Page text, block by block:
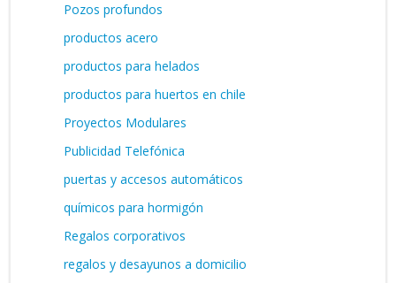
Pozos profundos
productos acero
productos para helados
productos para huertos en chile
Proyectos Modulares
Publicidad Telefónica
puertas y accesos automáticos
químicos para hormigón
Regalos corporativos
regalos y desayunos a domicilio